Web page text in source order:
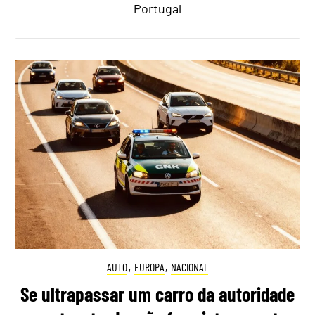
Portugal
AUTO, EUROPA, NACIONAL
Se ultrapassar um carro da autoridade